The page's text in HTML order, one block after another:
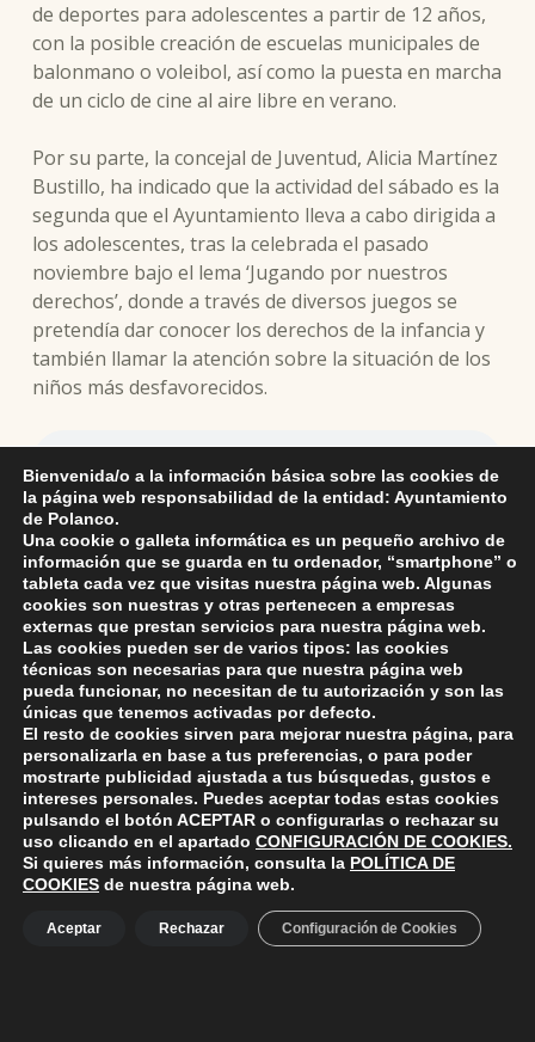
de deportes para adolescentes a partir de 12 años,
con la posible creación de escuelas municipales de
balonmano o voleibol, así como la puesta en marcha
de un ciclo de cine al aire libre en verano.
Por su parte, la concejal de Juventud, Alicia Martínez
Bustillo, ha indicado que la actividad del sábado es la
segunda que el Ayuntamiento lleva a cabo dirigida a
los adolescentes, tras la celebrada el pasado
noviembre bajo el lema ‘Jugando por nuestros
derechos’, donde a través de diversos juegos se
pretendía dar conocer los derechos de la infancia y
también llamar la atención sobre la situación de los
niños más desfavorecidos.
La alcaldesa valorando el desarrollo del programa de actividades
del Día de las Familias
Skip back to main navigation
ayuntamiento de polanco
AYUNTAMIENTO DE POLANCO
Ayuntamiento de Polanco. La iglesia R-29 39313 Polanco
+34 942 82 42 00
+34 942 82 49 75
Bienvenida/o a la información básica sobre las cookies de
la página web responsabilidad de la entidad: Ayuntamiento
de Polanco.
Una cookie o galleta informática es un pequeño archivo de
información que se guarda en tu ordenador, “smartphone” o
tableta cada vez que visitas nuestra página web. Algunas
cookies son nuestras y otras pertenecen a empresas
externas que prestan servicios para nuestra página web.
Las cookies pueden ser de varios tipos: las cookies
técnicas son necesarias para que nuestra página web
pueda funcionar, no necesitan de tu autorización y son las
únicas que tenemos activadas por defecto.
El resto de cookies sirven para mejorar nuestra página, para
personalizarla en base a tus preferencias, o para poder
mostrarte publicidad ajustada a tus búsquedas, gustos e
intereses personales. Puedes aceptar todas estas cookies
pulsando el botón ACEPTAR o configurarlas o rechazar su
uso clicando en el apartado CONFIGURACIÓN DE COOKIES.
Si quieres más información, consulta la POLÍTICA DE
COOKIES de nuestra página web.
Aceptar Rechazar Configuración de Cookies